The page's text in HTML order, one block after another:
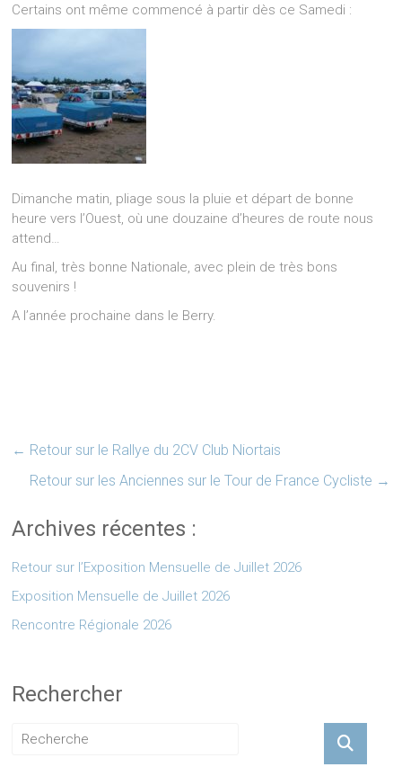
Certains ont même commencé à partir dès ce Samedi :
Dimanche matin, pliage sous la pluie et départ de bonne
heure vers l’Ouest, où une douzaine d’heures de route nous
attend…
Au final, très bonne Nationale, avec plein de très bons
souvenirs !
A l’année prochaine dans le Berry.
← Retour sur le Rallye du 2CV Club Niortais
Retour sur les Anciennes sur le Tour de France Cycliste →
Archives récentes :
Retour sur l’Exposition Mensuelle de Juillet 2026
Exposition Mensuelle de Juillet 2026
Rencontre Régionale 2026
Rechercher